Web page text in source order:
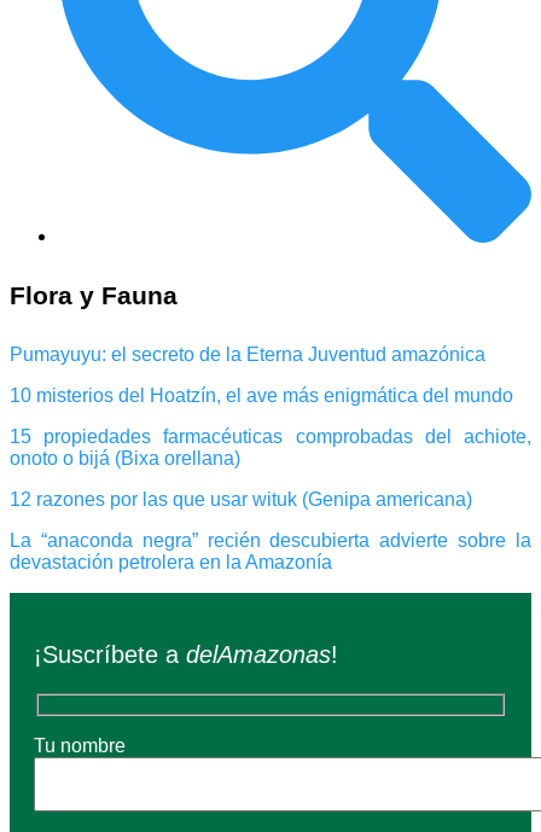
Flora y Fauna
Pumayuyu: el secreto de la Eterna Juventud amazónica
10 misterios del Hoatzín, el ave más enigmática del mundo
15 propiedades farmacéuticas comprobadas del achiote,
onoto o bijá (Bixa orellana)
12 razones por las que usar wituk (Genipa americana)
La “anaconda negra” recién descubierta advierte sobre la
devastación petrolera en la Amazonía
¡Suscríbete a delAmazonas!
Tu nombre